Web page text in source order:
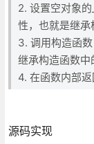
2. 设置空对象
性，也就是继
3. 调用构造函
继承构造函数中
4. 在函数内部
源码实现